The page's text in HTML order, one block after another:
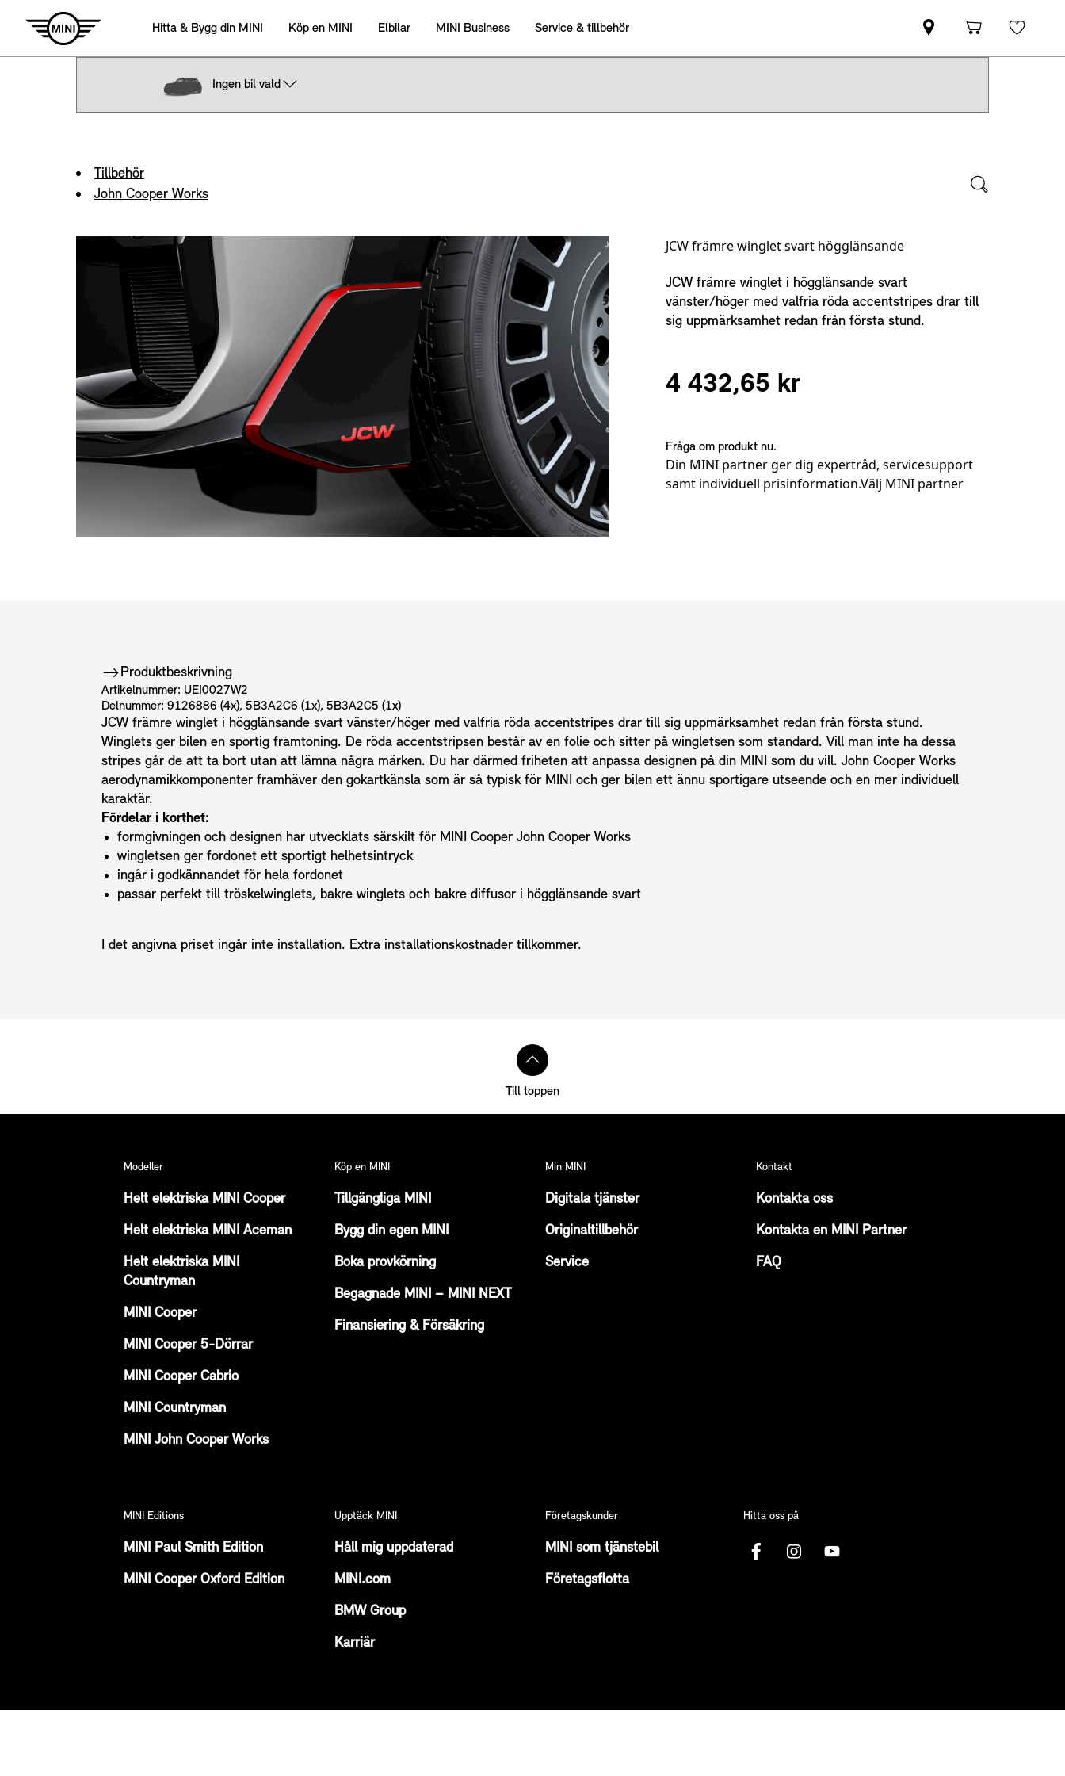
Ingen bil vald
Tillbehör
John Cooper Works
JCW främre winglet svart högglänsande
JCW främre winglet i högglänsande svart
vänster/höger med valfria röda accentstripes drar till
sig uppmärksamhet redan från första stund.
4 432,65 kr
Fråga om produkt nu.
Din MINI partner ger dig expertråd, servicesupport
samt individuell prisinformation.Välj MINI partner
Produktbeskrivning
Artikelnummer: UEI0027W2
Delnummer: 9126886 (4x), 5B3A2C6 (1x), 5B3A2C5 (1x)
JCW främre winglet i högglänsande svart vänster/höger med valfria röda accentstripes drar till sig uppmärksamhet redan från första stund.
Winglets ger bilen en sportig framtoning. De röda accentstripsen består av en folie och sitter på wingletsen som standard. Vill man inte ha dessa
stripes går de att ta bort utan att lämna några märken. Du har därmed friheten att anpassa designen på din MINI som du vill. John Cooper Works
aerodynamikkomponenter framhäver den gokartkänsla som är så typisk för MINI och ger bilen ett ännu sportigare utseende och en mer individuell
karaktär.
Fördelar i korthet:
formgivningen och designen har utvecklats särskilt för MINI Cooper John Cooper Works
wingletsen ger fordonet ett sportigt helhetsintryck
ingår i godkännandet för hela fordonet
passar perfekt till tröskelwinglets, bakre winglets och bakre diffusor i högglänsande svart
I det angivna priset ingår inte installation. Extra installationskostnader tillkommer.